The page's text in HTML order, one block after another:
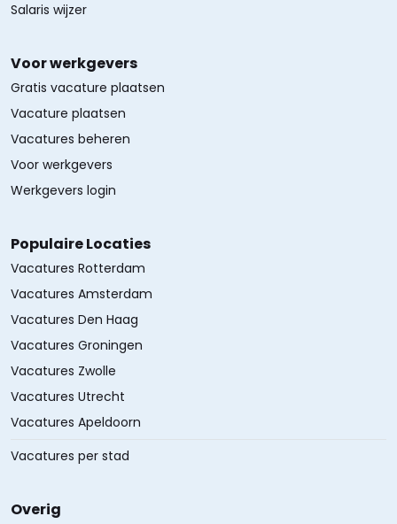
Salaris wijzer
Voor werkgevers
Gratis vacature plaatsen
Vacature plaatsen
Vacatures beheren
Voor werkgevers
Werkgevers login
Populaire Locaties
Vacatures Rotterdam
Vacatures Amsterdam
Vacatures Den Haag
Vacatures Groningen
Vacatures Zwolle
Vacatures Utrecht
Vacatures Apeldoorn
Vacatures per stad
Overig